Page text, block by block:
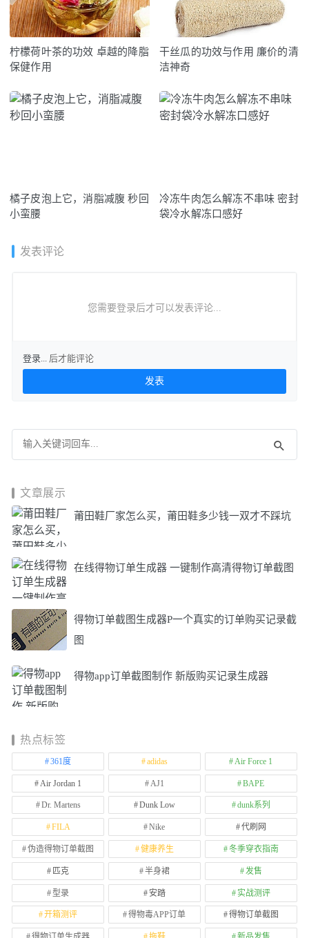
柠檬荷叶茶的功效 卓越的降脂
保健作用
干丝瓜的功效与作用 廉价的清
洁神奇
橘子皮泡上它，消脂减腹 秒回
小蛮腰
冷冻牛肉怎么解冻不串味 密封
袋冷水解冻口感好
发表评论
您需要登录后才可以发表评论...
登录... 后才能评论
文章展示
莆田鞋厂家怎么买，莆田鞋多少钱一双才不踩坑
在线得物订单生成器 一键制作高清得物订单截图
得物订单截图生成器P一个真实的订单购买记录截
图
得物app订单截图制作 新版购买记录生成器
热点标签
361度 adidas Air Force 1
Air Jordan 1 AJ1 BAPE
Dr. Martens Dunk Low dunk系列
FILA Nike 代刷网
伪造得物订单截图 健康养生 冬季穿衣指南
匹克 半身裙 发售
型录 安踏 实战测评
开箱测评 得物毒APP订单 得物订单截图